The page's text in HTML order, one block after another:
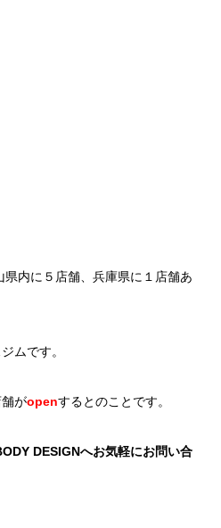
県内に５店舗、兵庫県に１店舗あ
ムです。
がopenするとのことです。
DESIGNへお気軽にお問い合